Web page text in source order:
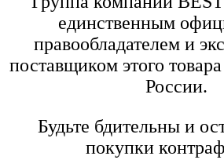
единственным
правообладателем и
поставщиком этого
России.
Будьте бдительны и
покупки